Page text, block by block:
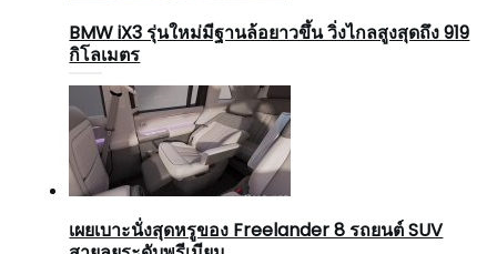
BMW iX3 รุ่นใหม่มีฐานล้อยาวขึ้น วิ่งไกลสูงสุดถึง 919
กิโลเมตร
เผยเบาะนั่งสุดหรูของ Freelander 8 รถยนต์ SUV